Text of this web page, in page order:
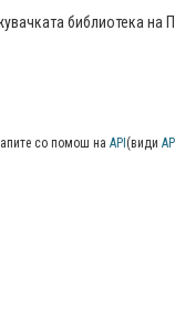
библиотека на
со помош на API (види